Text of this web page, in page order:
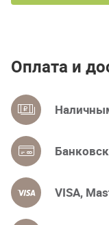
Оплата и
VISA,